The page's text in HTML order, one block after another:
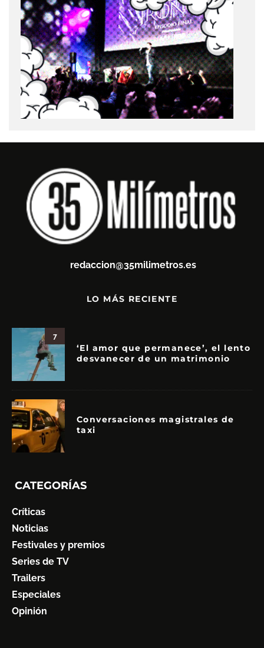
redaccion@35milimetros.es
LO MÁS RECIENTE
7
‘El amor que permanece’, el lento
desvanecer de un matrimonio
Conversaciones magistrales de
taxi
CATEGORÍAS
Críticas
Noticias
Festivales y premios
Series de TV
Trailers
Especiales
Opinión